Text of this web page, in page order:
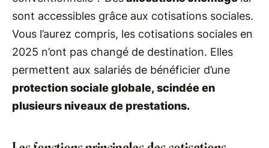
sont accessibles grâce aux cotisations sociales.
Vous l’aurez compris, les cotisations sociales en
2025 n’ont pas changé de destination. Elles
permettent aux salariés de bénéficier d’une
protection sociale globale, scindée en
plusieurs niveaux de prestations.